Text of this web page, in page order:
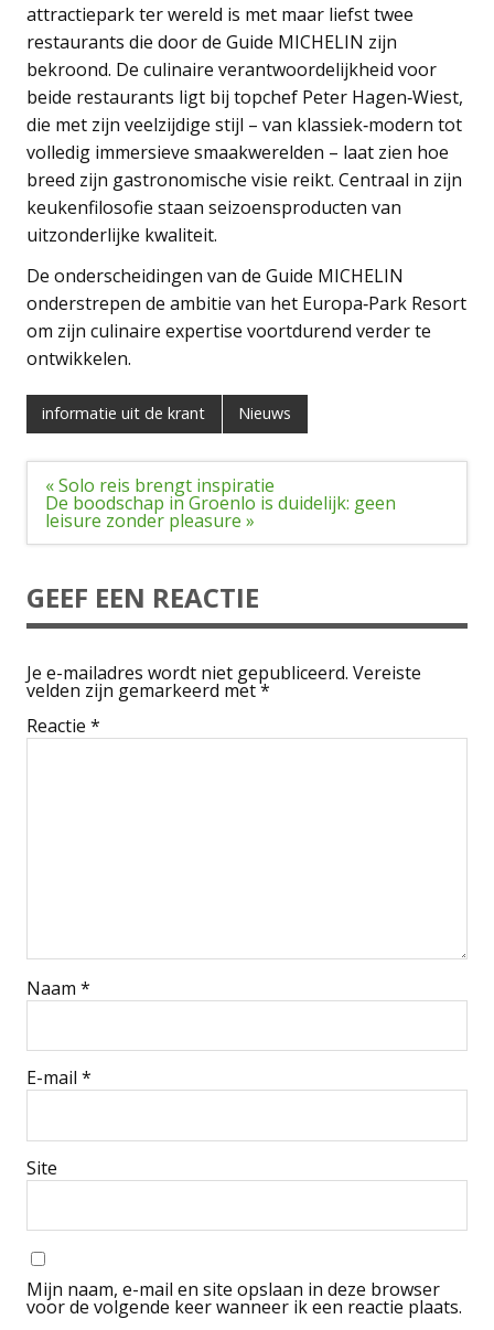
attractiepark ter wereld is met maar liefst twee
restaurants die door de Guide MICHELIN zijn
bekroond. De culinaire verantwoordelijkheid voor
beide restaurants ligt bij topchef Peter Hagen‑Wiest,
die met zijn veelzijdige stijl – van klassiek‑modern tot
volledig immersieve smaakwerelden – laat zien hoe
breed zijn gastronomische visie reikt. Centraal in zijn
keukenfilosofie staan seizoensproducten van
uitzonderlijke kwaliteit.
De onderscheidingen van de Guide MICHELIN
onderstrepen de ambitie van het Europa‑Park Resort
om zijn culinaire expertise voortdurend verder te
ontwikkelen.
informatie uit de krant Nieuws
Bericht
navigatie
« Solo reis brengt inspiratie
De boodschap in Groenlo is duidelijk: geen
leisure zonder pleasure »
GEEF EEN REACTIE
Je e-mailadres wordt niet gepubliceerd. Vereiste
velden zijn gemarkeerd met*
Reactie *
Naam *
E-mail *
Site
Mijn naam, e-mail en site opslaan in deze browser
voor de volgende keer wanneer ik een reactie plaats.